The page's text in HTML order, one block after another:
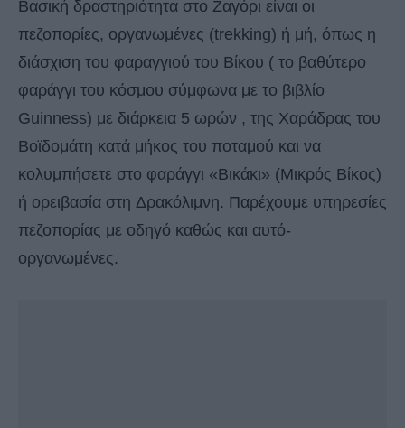
Βασική δραστηριότητα στο Ζαγόρι είναι οι
πεζοπορίες, οργανωμένες (trekking) ή μή, όπως η
διάσχιση του φαραγγιού του Βίκου ( το βαθύτερο
φαράγγι του κόσμου σύμφωνα με το βιβλίο
Guinness) με διάρκεια 5 ωρών , της Χαράδρας του
Βοϊδομάτη κατά μήκος του ποταμού και να
κολυμπήσετε στο φαράγγι «Βικάκι» (Μικρός Βίκος)
ή ορειβασία στη Δρακόλιμνη. Παρέχουμε υπηρεσίες
πεζοπορίας με οδηγό καθώς και αυτό-
οργανωμένες.